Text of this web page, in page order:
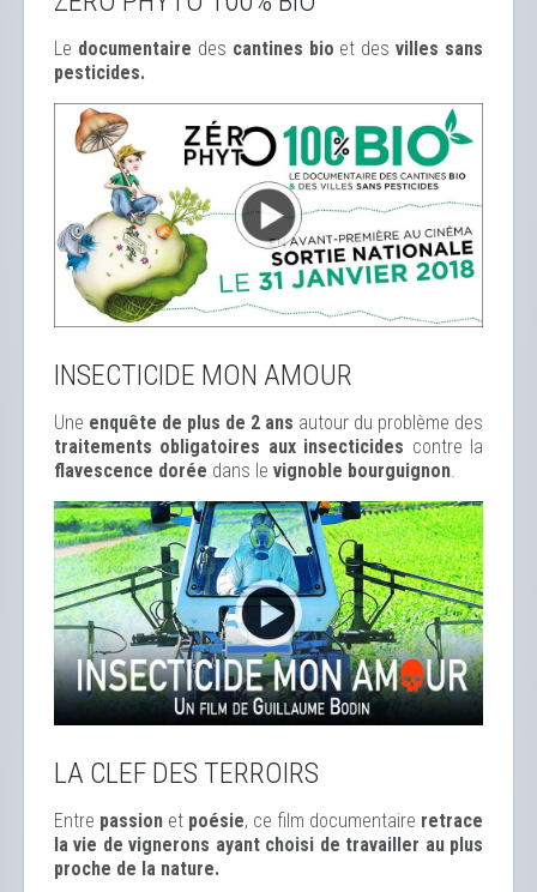
Le documentaire des cantines bio et desvilles sans
pesticides.
INSECTICIDE MON AMOUR
Une enquête de plus de 2 ans autour du problème des
traitements obligatoires aux insecticides contre la
flavescence dorée dans le vignoble bourguignon.
LA CLEF DES TERROIRS
Entre passion et poésie, ce film documentaire retrace
la vie de vignerons ayant choisi de travailler au plus
proche de la nature.